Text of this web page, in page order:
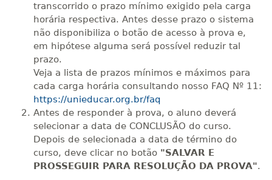
transcorrido o prazo mínimo exigido pela carga
horária respectiva. Antes desse prazo o sistema
não disponibiliza o botão de acesso à prova e,
em hipótese alguma será possível reduzir tal
prazo.
Veja a lista de prazos mínimos e máximos para
cada carga horária consultando nosso FAQ Nº 11:
https://unieducar.org.br/faq
Antes de responder à prova, o aluno deverá
selecionar a data de CONCLUSÃO do curso.
Depois de selecionada a data de término do
curso, deve clicar no botão "SALVAR E
PROSSEGUIR PARA RESOLUÇÃO DA PROVA".